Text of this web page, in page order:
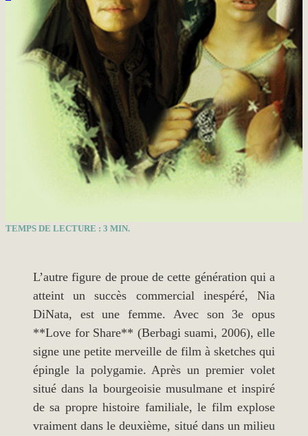
TEMPS DE LECTURE : 3 MIN.
L’autre figure de proue de cette génération qui a
atteint un succès commercial inespéré, Nia
DiNata, est une femme. Avec son 3e opus
**Love for Share** (Berbagi suami, 2006), elle
signe une petite merveille de film à sketches qui
épingle la polygamie. Après un premier volet
situé dans la bourgeoisie musulmane et inspiré
de sa propre histoire familiale, le film explose
vraiment dans le deuxième, situé dans un milieu